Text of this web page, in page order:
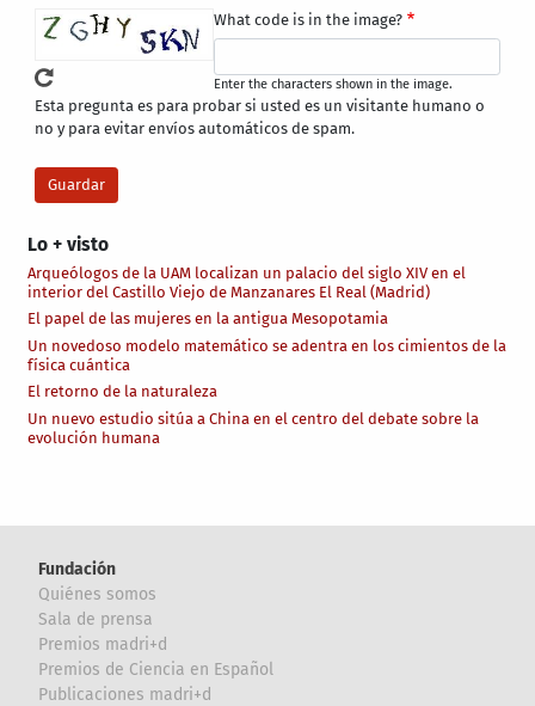
Lo + visto
Arqueólogos de la UAM localizan un palacio del siglo XIV en el
interior del Castillo Viejo de Manzanares El Real (Madrid)
El papel de las mujeres en la antigua Mesopotamia
Un novedoso modelo matemático se adentra en los cimientos de la
física cuántica
El retorno de la naturaleza
Un nuevo estudio sitúa a China en el centro del debate sobre la
evolución humana
What code is in the image?
Enter the characters shown in the image.
Esta pregunta es para probar si usted es un visitante humano o
no y para evitar envíos automáticos de spam.
Fundación
Quiénes somos
Sala de prensa
Premios madri+d
Premios de Ciencia en Español
Publicaciones madri+d